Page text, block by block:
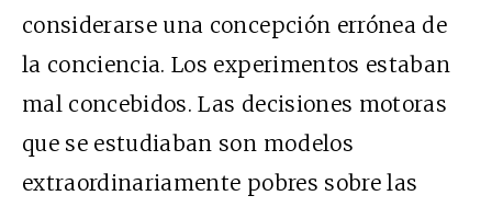
considerarse una concepción errónea de
la conciencia. Los experimentos estaban
mal concebidos. Las decisiones motoras
que se estudiaban son modelos
extraordinariamente pobres sobre las